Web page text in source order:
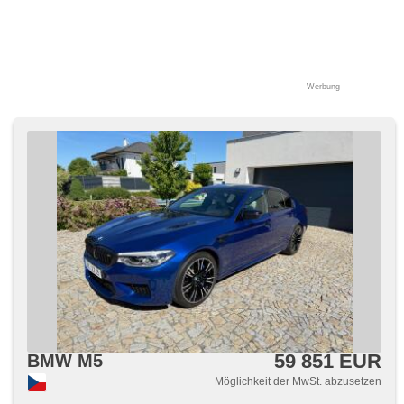
Werbung
BMW M5 59 851 EUR
Möglichkeit der MwSt. abzusetzen